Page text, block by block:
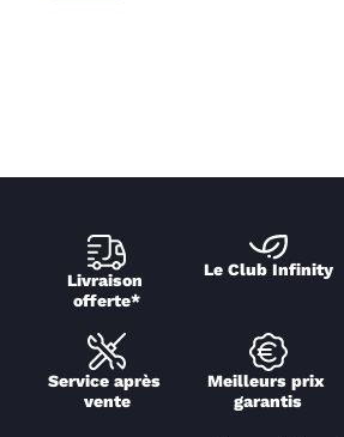
Livraison
offerte*
Le Club Infinity
Service après
vente
Meilleurs prix
garantis